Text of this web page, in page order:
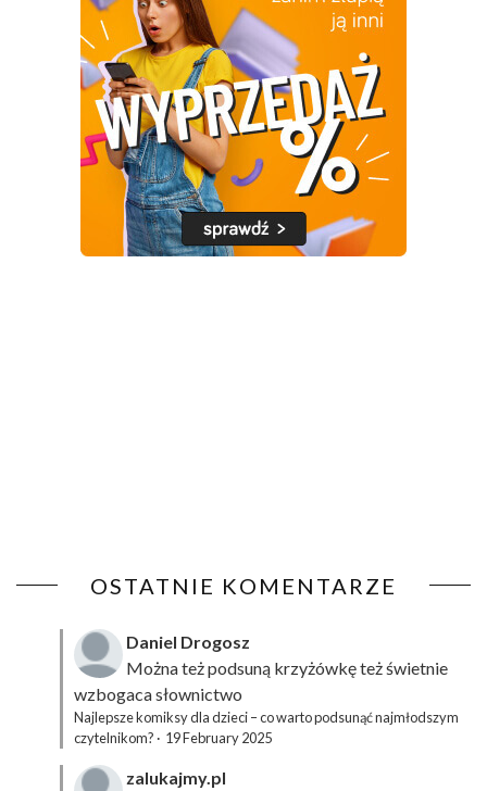
OSTATNIE KOMENTARZE
Daniel Drogosz
Można też podsuną krzyżówkęteż świetnie
wzbogaca słownictwo
Najlepsze komiksy dla dzieci – co warto podsunąć najmłodszym
czytelnikom? · 19 February 2025
zalukajmy.pl